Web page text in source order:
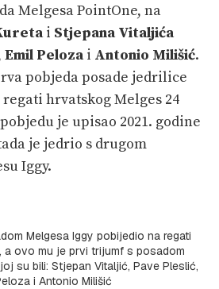
Melgesa PointOne, na
i Stjepana Vitaljića
Emil Peloza i Antonio Milišić.
pobjeda posade jedrilice
hrvatskog Melges 24
je upisao 2021. godine
je jedrio s drugom
Iggy.
Melgesa Iggy pobijedio na regati
a ovo mu je prvi trijumf s posadom
su bili: Stjepan Vitaljić, Pave Pleslić,
i Antonio Milišić